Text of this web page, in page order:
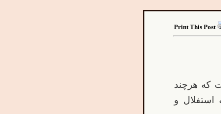
Print This Post
که هرچند
استفلال و